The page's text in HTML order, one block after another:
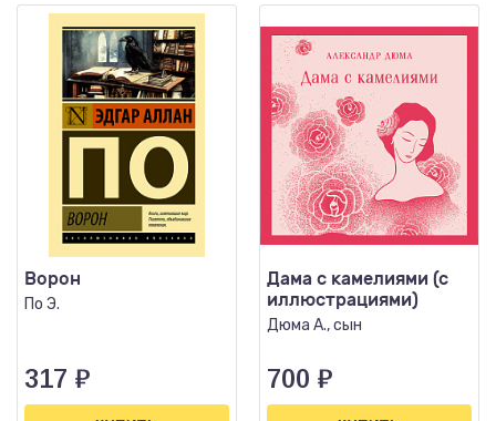
Ворон
По Э.
317 ₽
Дама с камелиями (с
иллюстрациями)
Дюма А., сын
700 ₽